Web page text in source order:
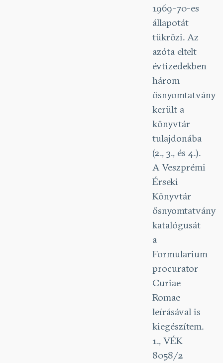
1969-70-es
állapotát
tükrözi. Az
azóta eltelt
évtizedekben
három
ősnyomtatvány
került a
könyvtár
tulajdonába
(2., 3., és 4.).
A Veszprémi
Érseki
Könyvtár
ősnyomtatvány
katalógusát
a
Formularium
procurator
Curiae
Romae
leírásával is
kiegészítem.
1., VÉK
8058/2